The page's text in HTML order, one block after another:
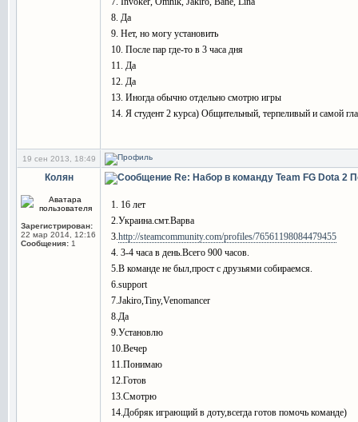
8. Да
9. Нет, но могу установить
10. После пар где-то в 3 часа дня
11. Да
12. Да
13. Иногда обычно отдельно смотрю игры
14. Я студент 2 курса) Общительный, терпеливый и самой
19 сен 2013, 18:49
Колян
Зарегистрирован:
22 мар 2014, 12:16
Сообщения: 1
Re: Набор в команду Team FG Dota 2
1. 16 лет
2.Украина.смт.Варва
3.http://steamcommunity.com/profiles/76561198084479455
4. 3-4 часа в день.Всего 900 часов.
5.В команде не был,прост с друзьями собираемся.
6.support
7.Jakiro,Tiny,Venomancer
8.Да
9.Установлю
10.Вечер
11.Понимаю
12.Готов
13.Смотрю
14.Добряк играющий в доту,всегда готов помочь команде)